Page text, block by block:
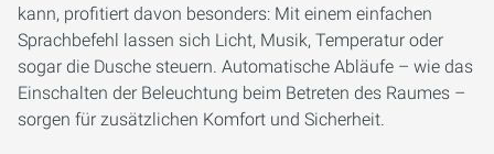
kann, profitiert davon besonders: Mit einem einfachen
Sprachbefehl lassen sich Licht, Musik, Temperatur oder
sogar die Dusche steuern. Automatische Abläufe – wie das
Einschalten der Beleuchtung beim Betreten des Raumes –
sorgen für zusätzlichen Komfort und Sicherheit.